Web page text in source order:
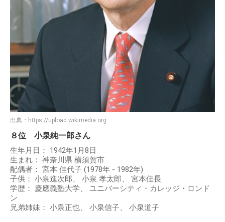
出典： https://upload.wikimedia.org
８位 小泉純一郎さん
生年月日： 1942年1月8日
生まれ： 神奈川県 横須賀市
配偶者： 宮本 佳代子 (1978年 - 1982年)
子供： 小泉進次郎、 小泉 孝太郎、 宮本佳長
学歴： 慶應義塾大学、 ユニバーシティ・カレッジ・ロンド
ン
兄弟姉妹： 小泉正也、 小泉信子、 小泉道子